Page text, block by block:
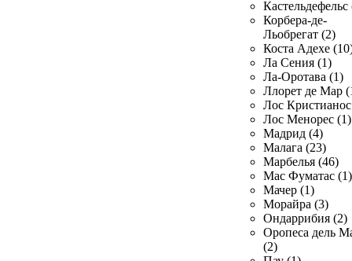
Кастельдефельс
Корбера-де-
Льобрегат (2)
Коста Адехе
Ла Сения (1)
Ла-Оротава (1)
Ллорет де Мар
Лос
Лос Менорес (1)
Мадрид (4)
Малага (23)
Марбелья (46)
Мас Фуматас (1)
Мачер (1)
Морайра (3)
Ондаррибия (2)
Оропеса дель
(2)